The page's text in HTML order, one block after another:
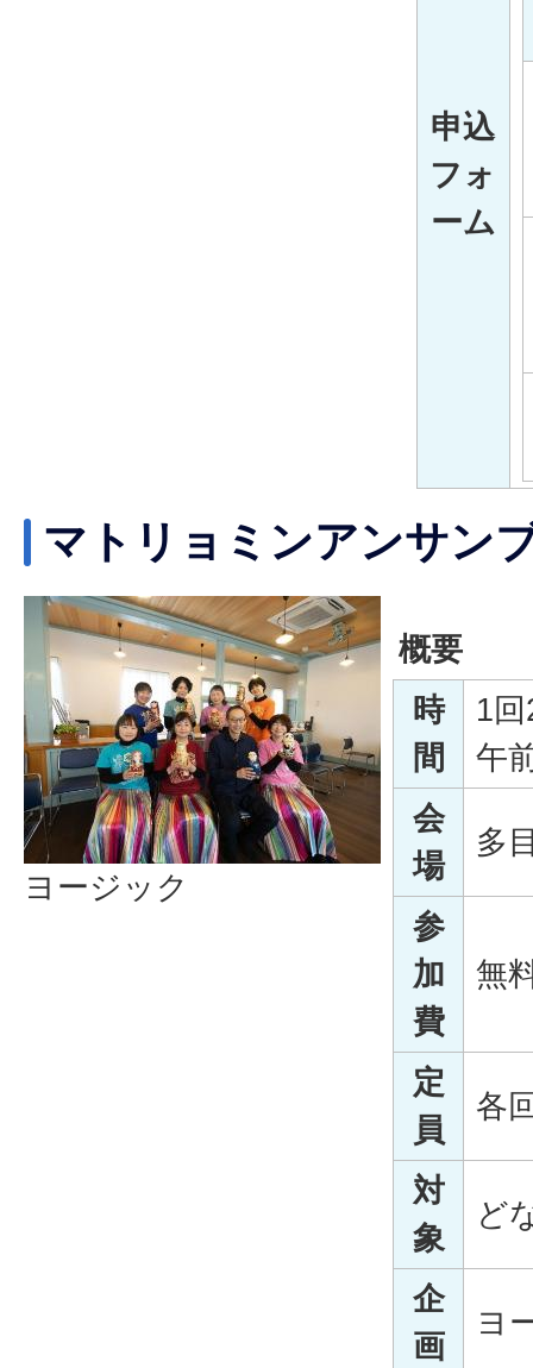
申込
フォ
ーム
マトリョミンアンサン
ヨージック
概要
時
間
1
午
会
場
多
参
加
費
無
定
員
各
対
象
ど
企
画
ヨ